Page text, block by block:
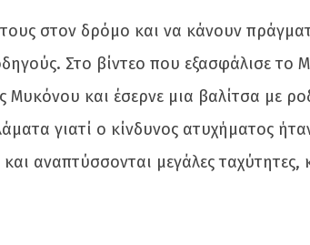
στον δρόμο και να κάνουν
Στο βίντεο που εξασφάλισε το
και έσερνε μια βαλίτσα με
γιατί ο κίνδυνος ατυχήματος
αναπτύσσονται μεγάλες ταχύτητες,